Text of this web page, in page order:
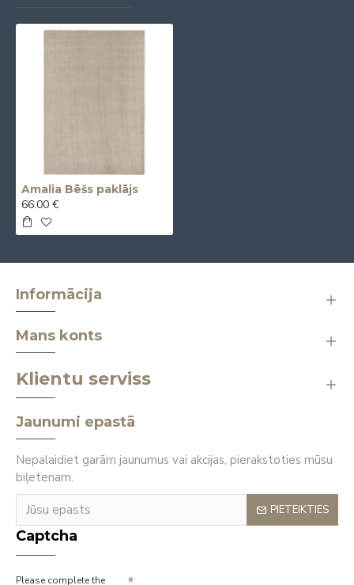
Amalia Bēšs paklājs
66.00 €
Informācija
Mans konts
Klientu serviss
Jaunumi epastā
Nepalaidiet garām jaunumus vai akcijas, pierakstoties mūsu
biļetenam.
PIETEIKTIES
Captcha
Please complete the